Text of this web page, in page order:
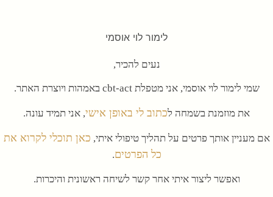
לימור לוי אוסמי
נעים להכיר,
שמי לימור לוי אוסמי, אני מטפלת cbt-act באמהות ויוצרת האתר.
את מוזמנת בשמחה לכתוב לי באופן אישי, אני תמיד עונה.
אם מעניין אותך פרטים על תהליך טיפולי איתי, כאן תוכלי לקרוא את
כל הפרטים.
ואפשר ליצור איתי אחר קשר לשיחה ראשונית והיכרות.